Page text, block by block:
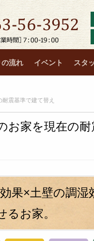
流れ イベント スタ
震基準で建て替え
お家を現在の耐
果×土壁の調湿
るお家。